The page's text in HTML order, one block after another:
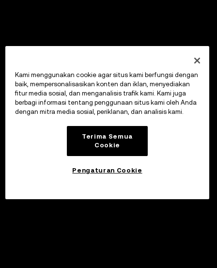
Kami menggunakan cookie agar situs kami berfungsi dengan
baik, mempersonalisasikan konten dan iklan, menyediakan
fitur media sosial, dan menganalisis trafik kami. Kami juga
berbagi informasi tentang penggunaan situs kami oleh Anda
dengan mitra media sosial, periklanan, dan analisis kami.
Terima Semua
Cookie
Pengaturan Cookie